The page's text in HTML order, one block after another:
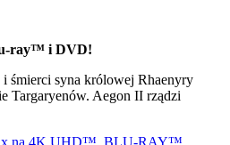
ray™ i DVD!
śmierci syna królowej Rhaenyry
Targaryenów. Aegon II rządzi
na 4K UHD™, BLU-RAY™